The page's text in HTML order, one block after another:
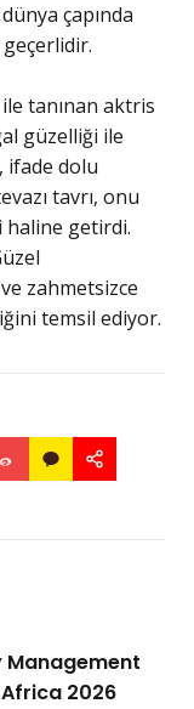
çapında
tanınan aktris
güzelliği ile
ifade dolu
tavrı, onu
getirdi.
zahmetsizce
temsil ediyor.
Management
2026